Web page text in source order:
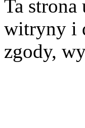
Ta strona
witryny i
zgody,